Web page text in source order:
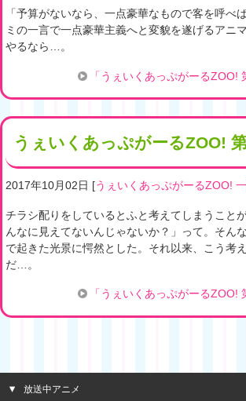
「予算がないなら、一点豪華なもので客を呼べ
ミの一言で一点豪華主義へと変貌を遂げるアニ
やるなら…。
「うぇいくあっぷがーるZOO!
うぇいくあっぷがーるZOO!
2017年10月02日 [うぇいくあっぷがーるZOO!
チラシ配りをしているとふと考えてしまうこと
んなに見えてないんじゃないか？」って。そん
で起きた光景に愕然とした。それ以来、こう考
だ…。
「うぇいくあっぷがーるZOO!
放送中アニメ